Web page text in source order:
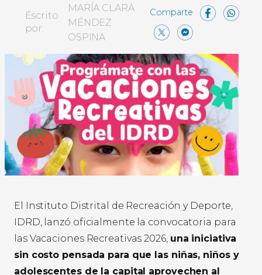
Escrito
por:
MARÍA CLARA
MÉNDEZ
OSPINA
X
El Instituto Distrital de Recreación y Deporte,
IDRD, lanzó oficialmente la convocatoria para
las Vacaciones Recreativas 2026, una iniciativa
sin costo pensada para que las niñas, niños y
adolescentes de la capital aprovechen al